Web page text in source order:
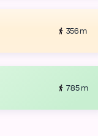
356 m
785 m